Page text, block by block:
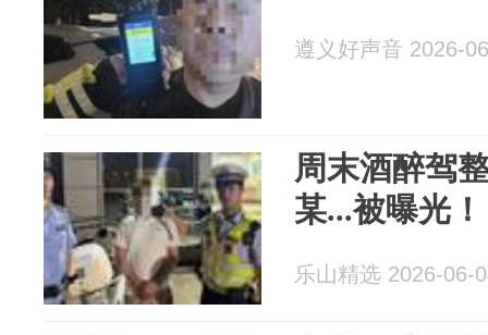
遵义好声音 2026-
周末酒醉驾
某...被曝光
乐山精选 2026-06-